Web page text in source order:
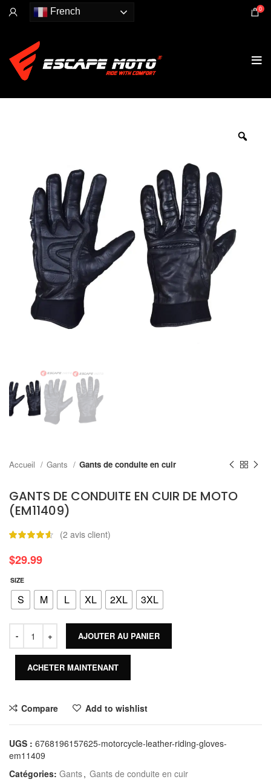
French 0
Accueil Gants Gants de conduite en cuir
GANTS DE CONDUITE EN CUIR DE MOTO
(EM11409)
(2 avis client)
$29.99
SIZE
S M L XL 2XL 3XL
AJOUTER AU PANIER
ACHETER MAINTENANT
Compare Add to wishlist
UGS : 6768196157625-motorcycle-leather-riding-gloves-
em11409
Catégories: Gants, Gants de conduite en cuir